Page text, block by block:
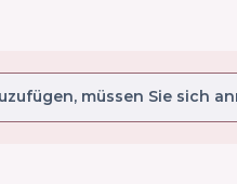
müssen Sie sich